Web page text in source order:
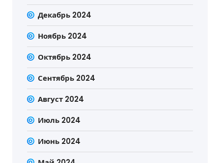
Декабрь 2024
Ноябрь 2024
Октябрь 2024
Сентябрь 2024
Август 2024
Июль 2024
Июнь 2024